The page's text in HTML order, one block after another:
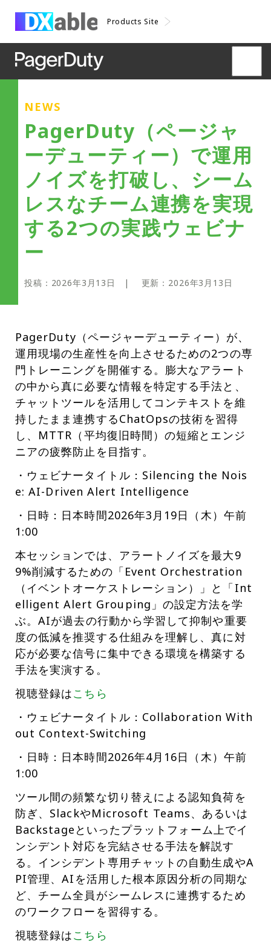
Products Site
NEWS
PagerDuty（ページャ
ーデューティー）で運用
ノイズを打破し、シーム
レスなチーム連携を実現
する2つの実践ウェビナ
ー
投稿： 2026年3月13日 | 更新： 2026年3月13日
PagerDuty（ページャーデューティー）が、
運用現場の生産性を向上させるための2つの専
門トレーニングを開催する。膨大なアラート
の中から真に必要な情報を特定する手法と、
チャットツールを活用してコンテキストを維
持したまま連携するChatOpsの技術を習得
し、MTTR（平均復旧時間）の短縮とエンジ
ニアの疲弊防止を目指す。
・ウェビナータイトル：Silencing the Nois
e: AI-Driven Alert Intelligence
・日時：日本時間2026年3月19日（木）午前
1:00
本セッションでは、アラートノイズを最大9
9%削減するための「Event Orchestration
（イベントオーケストレーション）」と「Int
elligent Alert Grouping」の設定方法を学
ぶ。AIが過去の行動から学習して抑制や重要
度の低減を推奨する仕組みを理解し、真に対
応が必要な信号に集中できる環境を構築する
手法を実演する。
視聴登録はこちら
・ウェビナータイトル：Collaboration With
out Context-Switching
・日時：日本時間2026年4月16日（木）午前
1:00
ツール間の頻繁な切り替えによる認知負荷を
防ぎ、SlackやMicrosoft Teams、あるいは
Backstageといったプラットフォーム上でイ
ンシデント対応を完結させる手法を解説す
る。インシデント専用チャットの自動生成やA
PI管理、AIを活用した根本原因分析の同期な
ど、チーム全員がシームレスに連携するため
のワークフローを習得する。
視聴登録はこちら